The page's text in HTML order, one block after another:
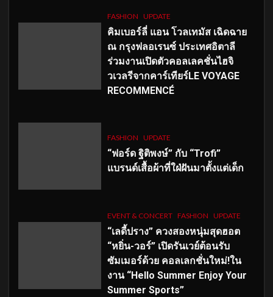
FASHION UPDATE
คิมเบอร์ลี่ แอน โวลเทมัส เฉิดฉาย
ณ กรุงฟลอเรนซ์ ประเทศอิตาลี
ร่วมงานเปิดตัวคอลเลคชั่นไฮจิ
วเวลรีจากคาร์เทียร์LE VOYAGE
RECOMMENCÉ
FASHION UPDATE
“ฟอร์ด ฐิติพงษ์” กับ “Trofi”
แบรนด์เสื้อผ้าที่ใฝ่ฝันมาตั้งแต่เด็ก
EVENT & CONCERT FASHION UPDATE
“เลดี้ปราง” ควงสองหนุ่มสุดฮอต
“หยิ่น-วอร์” เปิดรันเวย์ต้อนรับ
ซัมเมอร์ด้วย คอลเลกชั่นใหม่!ใน
งาน “Hello Summer Enjoy Your
Summer Sports”